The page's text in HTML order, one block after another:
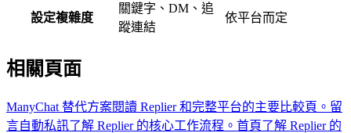
設定複雜度
關鍵字、DM、追
蹤連結
依平台而定
相關頁面
ManyChat 替代方案閱讀 Replier 和完整平台的主要比較頁。 留
言自動私訊了解 Replier 的核心工作流程。 首頁了解 Replier 的